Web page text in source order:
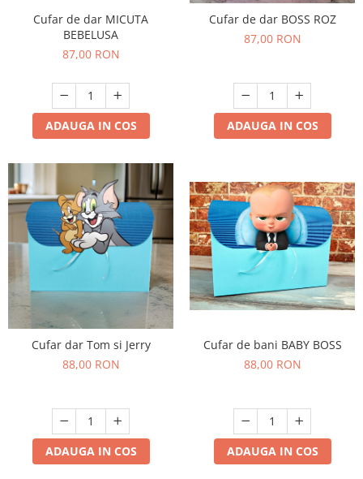
Cufar de dar MICUTA
BEBELUSA
87,00 RON
ADAUGA IN COS
Cufar de dar BOSS ROZ
87,00 RON
ADAUGA IN COS
Cufar dar Tom si Jerry
88,00 RON
ADAUGA IN COS
Cufar de bani BABY BOSS
88,00 RON
ADAUGA IN COS